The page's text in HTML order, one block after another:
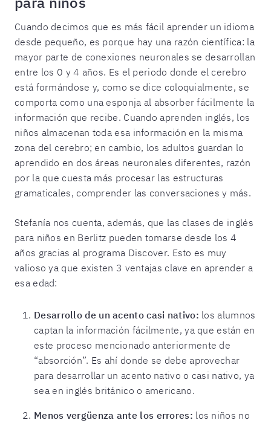
Cuando decimos que es más fácil aprender un idioma
desde pequeño, es porque hay una razón científica: la
mayor parte de conexiones neuronales se desarrollan
entre los 0 y 4 años. Es el periodo donde el cerebro
está formándose y, como se dice coloquialmente, se
comporta como una esponja al absorber fácilmente la
información que recibe. Cuando aprenden inglés, los
niños almacenan toda esa información en la misma
zona del cerebro; en cambio, los adultos guardan lo
aprendido en dos áreas neuronales diferentes, razón
por la que cuesta más procesar las estructuras
gramaticales, comprender las conversaciones y más.
Stefanía nos cuenta, además, que las clases de inglés
para niños en Berlitz pueden tomarse desde los 4
años gracias al programa Discover. Esto es muy
valioso ya que existen 3 ventajas clave en aprender a
esa edad:
Desarrollo de un acento casi nativo: los alumnos
captan la información fácilmente, ya que están en
este proceso mencionado anteriormente de
“absorción”. Es ahí donde se debe aprovechar
para desarrollar un acento nativo o casi nativo, ya
sea en inglés británico o americano.
Menos vergüenza ante los errores: los niños no